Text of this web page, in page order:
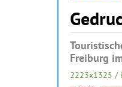
Freiburg
2223x1325 /